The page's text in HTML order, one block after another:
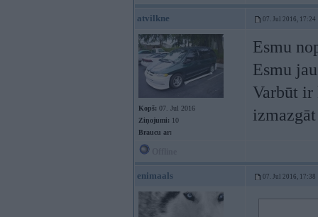
atvilkne 07. Jul 2016, 17:24
Kopš: 07. Jul 2016
Ziņojumi: 10
Braucu ar:
Esmu
Esmu
Varbūt ir
enimaals 07. Jul 2016, 17:38